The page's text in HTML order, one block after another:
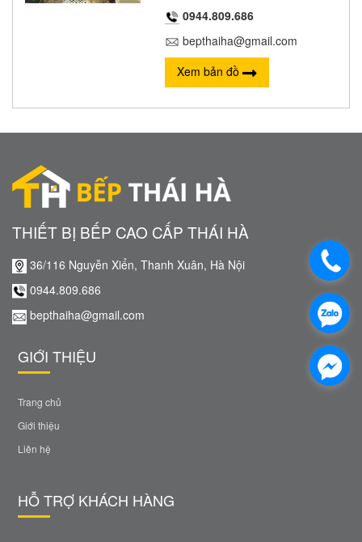
0944.809.686
bepthaiha@gmail.com
Xem bản đồ
THIẾT BỊ BẾP CAO CẤP THÁI HÀ
36/116 Nguyễn Xiển, Thanh Xuân, Hà Nội
0944.809.686
bepthaiha@gmail.com
GIỚI THIỆU
Trang chủ
Giới thiệu
Liên hệ
HỖ TRỢ KHÁCH HÀNG